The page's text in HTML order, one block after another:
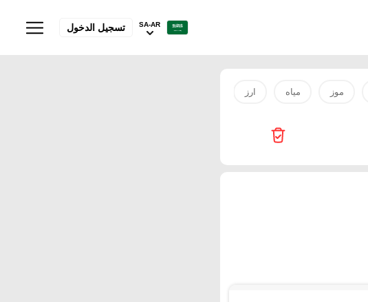
SA-AR تسجيل الدخول
موز مياه ارز